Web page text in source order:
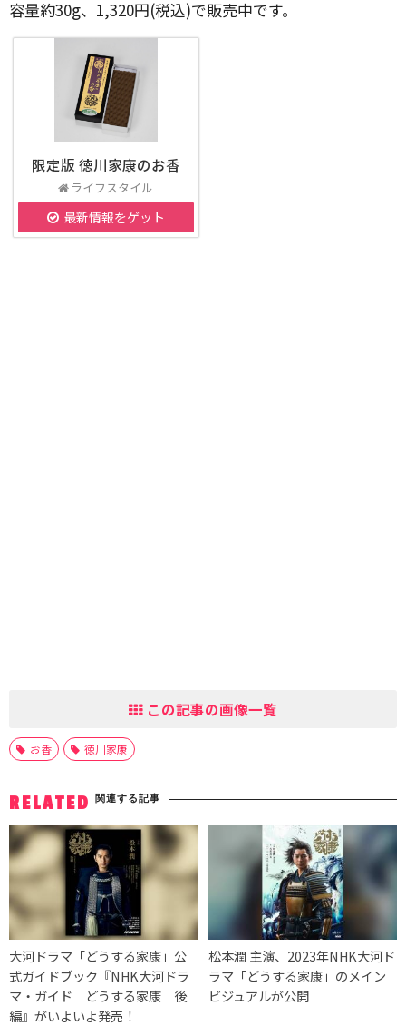
容量約30g、1,320円(税込)で販売中です。
限定版 徳川家康のお香
ライフスタイル
最新情報をゲット
この記事の画像一覧
お香 徳川家康
RELATED 関連する記事
大河ドラマ「どうする家康」公
式ガイドブック『NHK大河ドラ
マ・ガイド どうする家康 後
編』がいよいよ発売！
松本潤 主演、2023年NHK大河ド
ラマ「どうする家康」のメイン
ビジュアルが公開